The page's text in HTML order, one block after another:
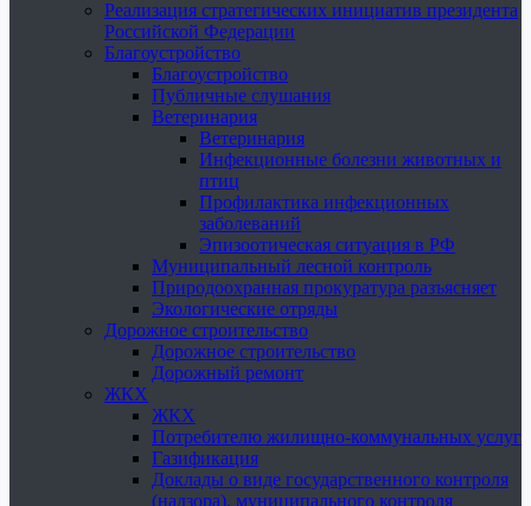
Реализация стратегических инициатив президента
Российской Федерации
Благоустройство
Благоустройство
Публичные слушания
Ветеринария
Ветеринария
Инфекционные болезни животных и
птиц
Профилактика инфекционных
заболеваний
Эпизоотическая ситуация в РФ
Муниципальный лесной контроль
Природоохранная прокуратура разъясняет
Экологические отряды
Дорожное строительство
Дорожное строительство
Дорожный ремонт
ЖКХ
ЖКХ
Потребителю жилищно-коммунальных услуг
Газификация
Доклады о виде государственного контроля
(надзора), муниципального контроля